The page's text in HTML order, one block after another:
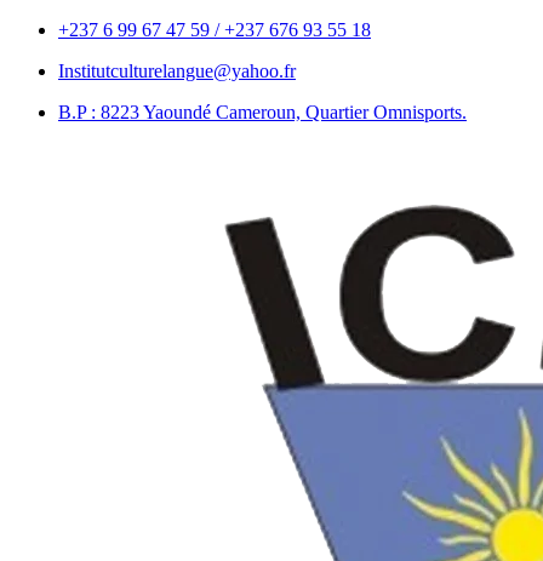
+237 6 99 67 47 59 / +237 676 93 55 18
Institutculturelangue@yahoo.fr
B.P : 8223 Yaoundé Cameroun, Quartier Omnisports.